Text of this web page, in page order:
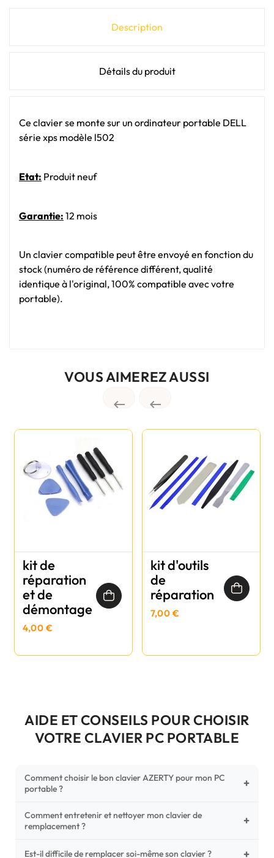
Description
Détails du produit
Ce clavier se monte sur un ordinateur portable DELL
série xps modèle l502
Etat: Produit neuf
Garantie: 12 mois
Un clavier compatible peut être envoyé en fonction du
stock (numéro de référence différent, qualité
identique à l'original, 100% compatible avec votre
portable).
VOUS AIMEREZ AUSSI
 
kit de
réparation
et de
démontage
4,00 €
kit d'outils
de
réparation
7,00 €
AIDE ET CONSEILS POUR CHOISIR
VOTRE CLAVIER PC PORTABLE
Comment choisir le bon clavier AZERTY pour mon PC
portable ?
+
Pour ne pas vous tromper, vérifiez trois points critiques sur
votre clavier d'origine : la disposition (AZERTY Français), la
Comment entretenir et nettoyer mon clavier de
remplacement ?
+
Un entretien régulier prolonge la vie de vos touches.
Est-il difficile de remplacer soi-même son clavier ? +